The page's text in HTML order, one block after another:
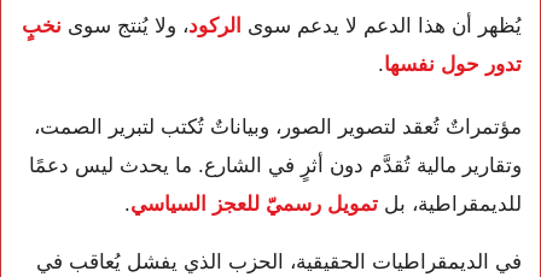
يُظهر أن هذا الدعم لا يدعم سوى الركود، ولا يُنتج سوى نخبٍ
تدور حول نفسها.
مؤتمراتٌ تُعقد لتصوير الصور، وبياناتٌ تُكتب لتبرير الصمت،
وتقارير مالية تُقدَّم دون أثرٍ في الشارع. ما يحدث ليس دعمًا
للديمقراطية، بل تمويل رسميّ للعجز السياسي.
في الديمقراطيات الحقيقية، الحزب الذي يفشل يُعاقب في